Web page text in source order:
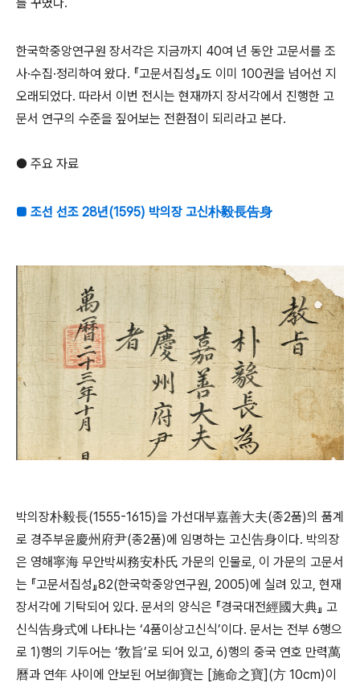
한국학중앙연구원 장서각은 지금까지 40여 년 동안 고문서를 조
사·수집·정리하여 왔다. 『고문서집성』도 이미 100권을 넘어선 지
오래되었다. 따라서 이번 전시는 현재까지 장서각에서 진행한 고
문서 연구의 수준을 짚어보는 전환점이 되리라고 본다.
● 주요 자료
■ 조선 선조 28년(1595) 박의장 고신朴毅長告身
박의장朴毅長(1555-1615)을 가선대부嘉善大夫(종2품)의 품계
로 경주부윤慶州府尹(종2품)에 임명하는 고신告身이다. 박의장
은 영해寧海 무안박씨務安朴氏 가문의 인물로, 이 가문의 고문서
는 『고문서집성』82(한국학중앙연구원, 2005)에 실려 있고, 현재
장서각에 기탁되어 있다. 문서의 양식은 『경국대전經國大典』 고
신식告身式에 나타나는 ‘4품이상고신식’이다. 문서는 전부 6행으
로 1)행의 기두어는 ‘敎旨’로 되어 있고, 6)행의 중국 연호 만력萬
曆과 연年 사이에 안보된 어보御寶는 [施命之寶](方 10cm)이